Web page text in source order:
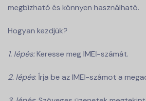
megbízható és könnyen használható.
Hogyan kezdjük?
1. lépés:Keresse meg IMEI-számát.
2. lépés: Írja be az IMEI-számot a